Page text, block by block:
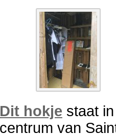
Dit hokje staat
centrum van